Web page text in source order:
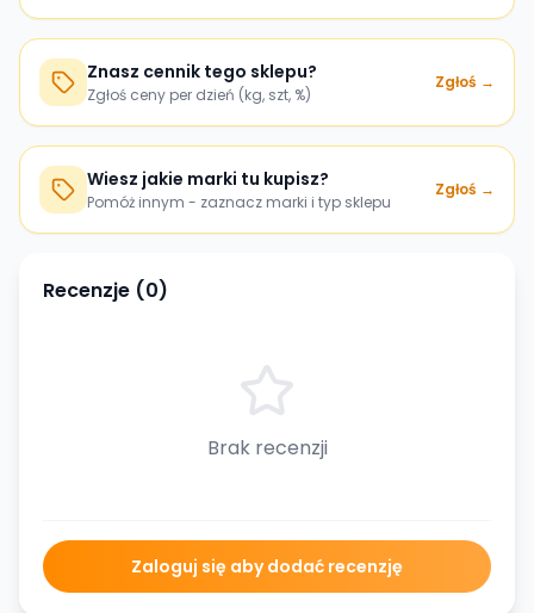
Znasz cennik tego sklepu?
Zgłoś ceny per dzień (kg, szt, %)
Zgłoś →
Wiesz jakie marki tu kupisz?
Pomóż innym - zaznacz marki i typ sklepu
Zgłoś →
Recenzje (0)
Brak recenzji
Zaloguj się aby dodać recenzję